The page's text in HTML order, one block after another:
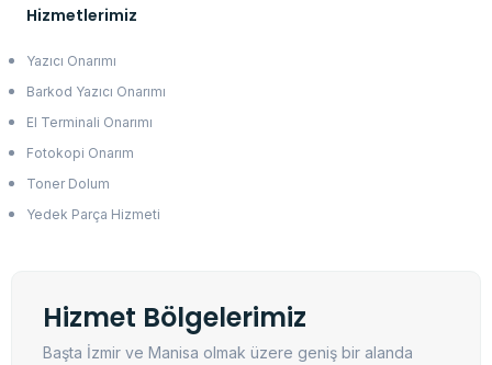
Hizmetlerimiz
Yazıcı Onarımı
Barkod Yazıcı Onarımı
El Terminali Onarımı
Fotokopi Onarım
Toner Dolum
Yedek Parça Hizmeti
Hizmet Bölgelerimiz
Başta İzmir ve Manisa olmak üzere geniş bir alanda